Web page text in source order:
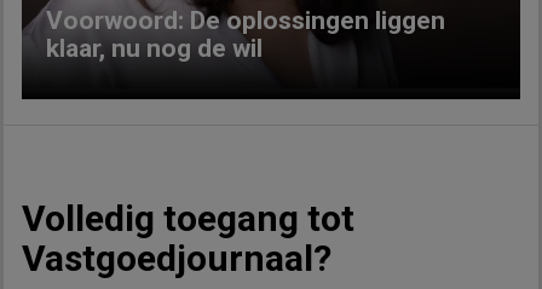
Voorwoord: De oplossingen liggen
klaar, nu nog de wil
Volledig toegang tot
Vastgoedjournaal?